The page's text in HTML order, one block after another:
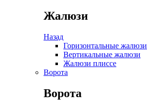
Жалюзи
Назад
Горизонтальные жалюзи
Вертикальные жалюзи
Жалюзи плиссе
Ворота
Ворота